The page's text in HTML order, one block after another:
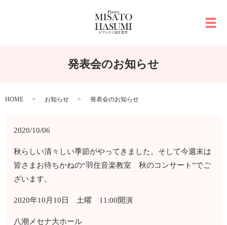
メ
発表会のお知らせ
HOME お知らせ 発表会のお知らせ
2020/10/06
秋らしい清々しい季節がやってきました。そして今週末は
皆さまお待ちかねの“羽住音楽教室 秋のコンサート”でご
ざいます。
2020年10月10日 土曜 11:00開演
八潮メセナ大ホール